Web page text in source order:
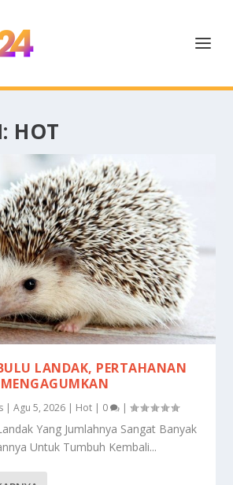
HOT
LANDAK, PERTAHANAN
|Agu 5, 2026 | Hot | 0 |
Yang Jumlahnya Sangat Banyak
Untuk Tumbuh Kembali...